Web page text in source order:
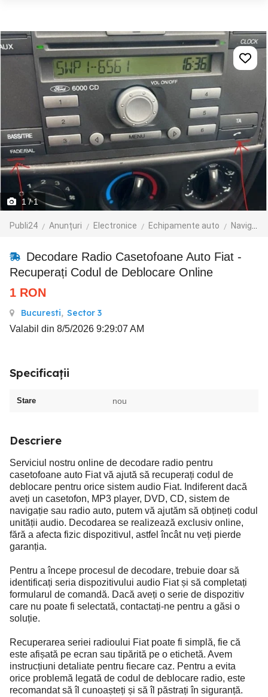
1 / 1
Publi24 Anunțuri Electronice Echipamente auto Navigatie GPS
Decodare Radio Casetofoane Auto Fiat -
Recuperați Codul de Deblocare Online
1 RON
Bucuresti, Sector 3
Valabil din 8/5/2026 9:29:07 AM
Specificații
Stare nou
Descriere
Serviciul nostru online de decodare radio pentru
casetofoane auto Fiat vă ajută să recuperați codul de
deblocare pentru orice sistem audio Fiat. Indiferent dacă
aveți un casetofon, MP3 player, DVD, CD, sistem de
navigație sau radio auto, putem vă ajutăm să obțineți codul
unității audio. Decodarea se realizează exclusiv online,
fără a afecta fizic dispozitivul, astfel încât nu veți pierde
garanția.
Pentru a începe procesul de decodare, trebuie doar să
identificați seria dispozitivului audio Fiat și să completați
formularul de comandă. Dacă aveți o serie de dispozitiv
care nu poate fi selectată, contactați-ne pentru a găsi o
soluție.
Recuperarea seriei radioului Fiat poate fi simplă, fie că
este afișată pe ecran sau tipărită pe o etichetă. Avem
instrucțiuni detaliate pentru fiecare caz. Pentru a evita
orice problemă legată de codul de deblocare radio, este
recomandat să îl cunoașteți și să îl păstrați în siguranță.